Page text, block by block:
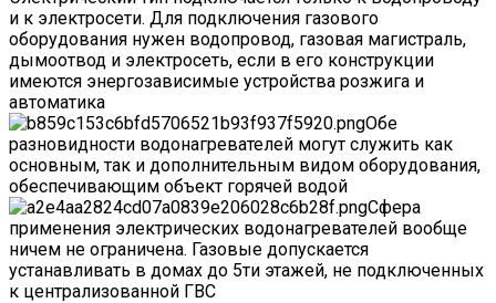
и к электросети. Для подключения газового
оборудования нужен водопровод, газовая магистраль,
дымоотвод и электросеть, если в его конструкции
имеются энергозависимые устройства розжига и
автоматика
Обе
разновидности водонагревателей могут служить как
основным, так и дополнительным видом оборудования,
обеспечивающим объект горячей водой
Сфера
применения электрических водонагревателей вообще
ничем не ограничена. Газовые допускается
устанавливать в домах до 5ти этажей, не подключенных
к централизованной ГВС